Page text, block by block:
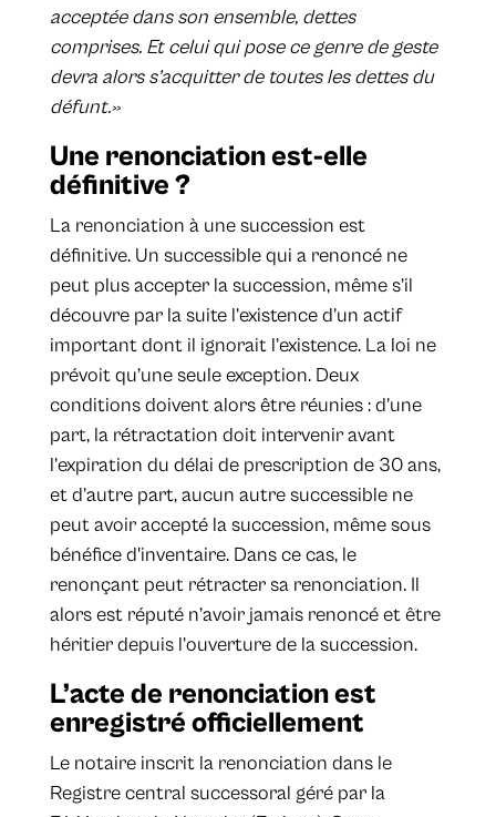
acceptée dans son ensemble, dettes
comprises. Et celui qui pose ce genre de geste
devra alors s’acquitter de toutes les dettes du
défunt.»
Une renonciation est-elle
définitive ?
La renonciation à une succession est
définitive. Un successible qui a renoncé ne
peut plus accepter la succession, même s’il
découvre par la suite l’existence d’un actif
important dont il ignorait l’existence. La loi ne
prévoit qu’une seule exception. Deux
conditions doivent alors être réunies : d’une
part, la rétractation doit intervenir avant
l’expiration du délai de prescription de 30 ans,
et d’autre part, aucun autre successible ne
peut avoir accepté la succession, même sous
bénéfice d'inventaire. Dans ce cas, le
renonçant peut rétracter sa renonciation. Il
alors est réputé n’avoir jamais renoncé et être
héritier depuis l’ouverture de la succession.
L’acte de renonciation est
enregistré officiellement
Le notaire inscrit la renonciation dans le
Registre central successoral géré par la